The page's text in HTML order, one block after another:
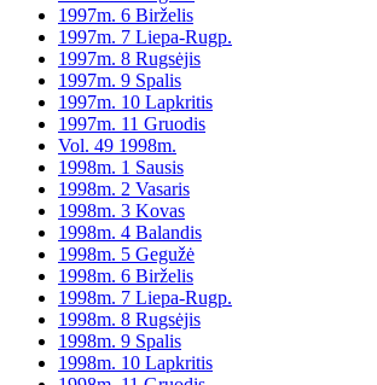
1997m. 6 Birželis
1997m. 7 Liepa-Rugp.
1997m. 8 Rugsėjis
1997m. 9 Spalis
1997m. 10 Lapkritis
1997m. 11 Gruodis
Vol. 49 1998m.
1998m. 1 Sausis
1998m. 2 Vasaris
1998m. 3 Kovas
1998m. 4 Balandis
1998m. 5 Gegužė
1998m. 6 Birželis
1998m. 7 Liepa-Rugp.
1998m. 8 Rugsėjis
1998m. 9 Spalis
1998m. 10 Lapkritis